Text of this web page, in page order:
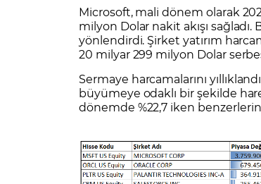
Microsoft, mali dönem olarak
milyon Dolar nakit akışı
yönlendirdi. Şirket yatırım
20 milyar 299 milyon Dolar
Sermaye harcamalarını
büyümeye odaklı bir şekilde
dönemde %22,7 iken